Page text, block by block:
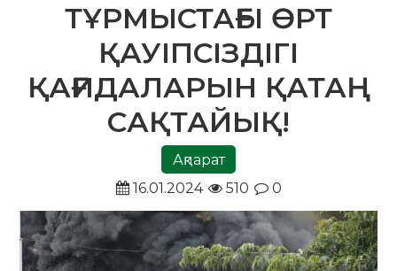
ТҰРМЫСТАҒЫ ӨРТ
ҚАУІПСІЗДІГІ
ҚАҒИДАЛАРЫН ҚАТАҢ
САҚТАЙЫҚ!
Ақпарат
16.01.2024
510 0